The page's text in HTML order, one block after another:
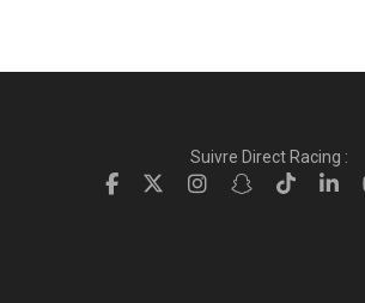
Suivre Direct Racing :